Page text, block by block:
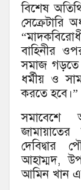
​বিশেষ
সেক্রেটারি
বাহিনীর
সমাজ গড়তে
ধর্মীয় ও
করতে হবে।”
​সমাবেশে
দেবিদ্বার
আহাম্মদ,
আমিন খান